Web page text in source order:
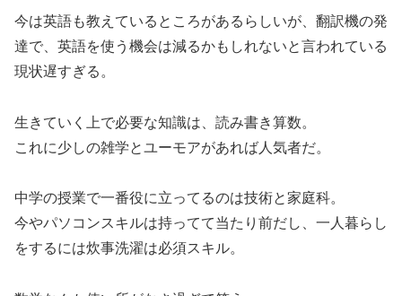
今は英語も教えているところがあるらしいが、翻訳機の発
達で、英語を使う機会は減るかもしれないと言われている
現状遅すぎる。
生きていく上で必要な知識は、読み書き算数。
これに少しの雑学とユーモアがあれば人気者だ。
中学の授業で一番役に立ってるのは技術と家庭科。
今やパソコンスキルは持ってて当たり前だし、一人暮らし
をするには炊事洗濯は必須スキル。